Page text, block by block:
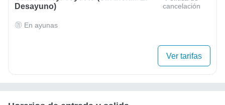
Desayuno)
cancelación
En ayunas
Ver tarifas